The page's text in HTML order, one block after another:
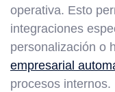
operativa. Esto
integraciones
personalización o
empresarial
procesos internos.